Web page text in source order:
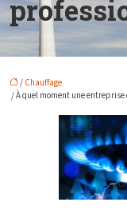
/ Chauffage
/ À quel moment une